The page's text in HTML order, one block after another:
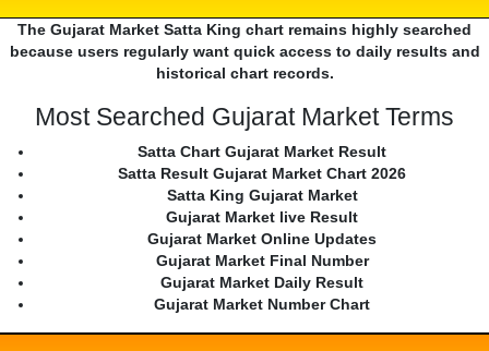
The Gujarat Market Satta King chart remains highly searched
because users regularly want quick access to daily results and
historical chart records.
Most Searched Gujarat Market Terms
Satta Chart Gujarat Market Result
Satta Result Gujarat Market Chart 2026
Satta King Gujarat Market
Gujarat Market live Result
Gujarat Market Online Updates
Gujarat Market Final Number
Gujarat Market Daily Result
Gujarat Market Number Chart